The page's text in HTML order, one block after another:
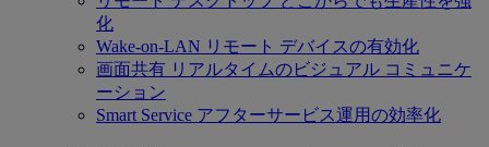
化
Wake-on-LAN リモート デバイスの有効化
画面共有 リアルタイムのビジュアル コミュニケ
ーション
Smart Service アフターサービス運用の効率化